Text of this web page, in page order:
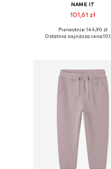
NAME IT
101,61 zł
Dostępne w różnych
Pierwotnie: 144,90 zł
Ostatnia najniższa cena: